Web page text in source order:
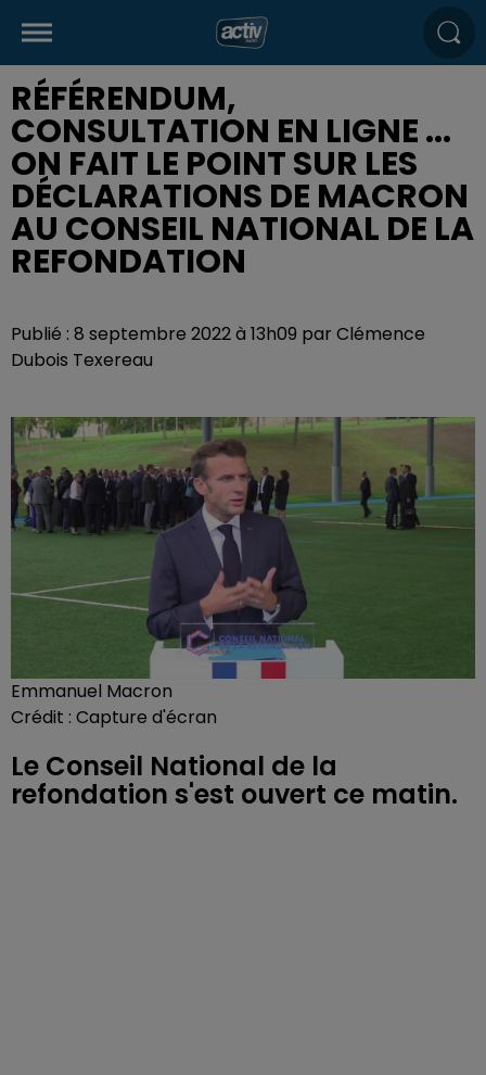
RÉFÉRENDUM,
CONSULTATION EN LIGNE ...
ON FAIT LE POINT SUR LES
DÉCLARATIONS DE MACRON
AU CONSEIL NATIONAL DE LA
REFONDATION
Publié : 8 septembre 2022 à 13h09 par Clémence
Dubois Texereau
Emmanuel Macron
Crédit : Capture d'écran
Le Conseil National de la
refondation s'est ouvert ce matin.